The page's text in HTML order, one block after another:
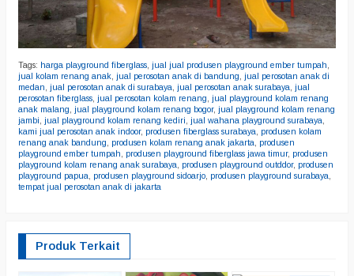
Tags: harga playground fiberglass jual jual produsen playground ember tumpah
jual kolam renang anak jual perosotan anak di bandung
jual perosotan anak di
medan
jual perosotan anak di surabaya jual perosotan anak surabaya
jual
perosotan fiberglass jual perosotan kolam renang
jual playground kolam renang
anak malang
jual playground kolam renang bogor, jual playground kolam renang
jambi
jual playground kolam renang kediri jual wahana playground surabaya
kami jual perosotan anak indoor, produsen fiberglass surabaya
produsen kolam
renang anak bandung
produsen kolam renang anak jakarta
produsen
playground ember tumpah
produsen playground fiberglass jawa timur, produsen
playground kolam renang anak surabaya
produsen playground outddor, produsen
playground papua
produsen playground sidoarjo produsen playground surabaya
tempat jual perosotan anak di jakarta
Produk Terkait